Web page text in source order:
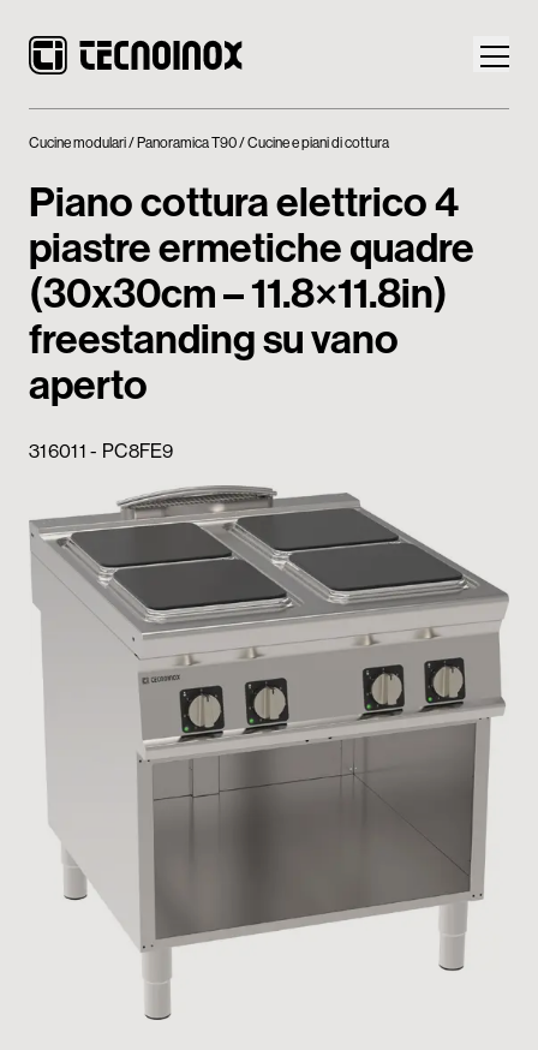
Prodotti
Mondo Tecnoinox
News
Download
My Tecnoinox
Cucine modulari Panoramica T90 Cucine e piani di cottura
Piano cottura elettrico 4
piastre ermetiche quadre
(30x30cm – 11.8×11.8in)
freestanding su vano
aperto
316011 - PC8FE9